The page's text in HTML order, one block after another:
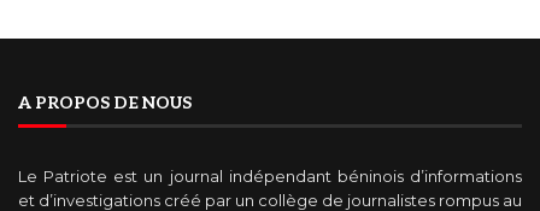
A PROPOS DE NOUS
Le Patriote est un journal indépendant béninois d’informations
et d’investigations créé par un collège de journalistes rompus au